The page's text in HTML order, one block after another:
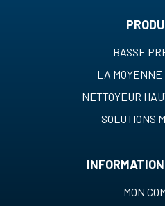
BASSE
LA MOYENNE
NETTOYEUR
SOLUTIONS
MON